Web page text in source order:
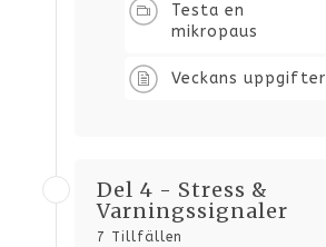
Testa en
mikropaus
Veckans uppgifter
Del 4 - Stress &
Varningssignaler
7 Tillfällen